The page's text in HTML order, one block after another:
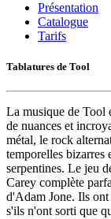
Présentation
Catalogue
Tarifs
Tablatures de Tool
La musique de Tool
de nuances et
métal, le rock
temporelles bizarres
serpentines. Le jeu
Carey complète
d'Adam Jone. Ils
s'ils n'ont sorti que